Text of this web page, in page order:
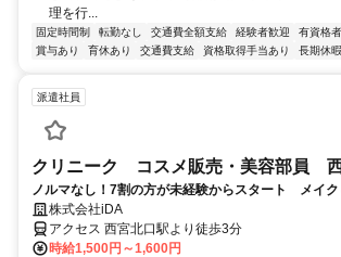
理を行...
固定時間制 転勤なし 交通費全額支給 経験者歓迎 有資格
賞与あり
育休あり 交通費支給 資格取得手当あり 長期休
派遣社員
クリニーク コスメ販売・美容部員
ノルマなし！7割の方が未経験からスタート メイク
売 株式会社iDA
アクセス 西宮北口駅より徒歩3分
時給1,500円～1,600円